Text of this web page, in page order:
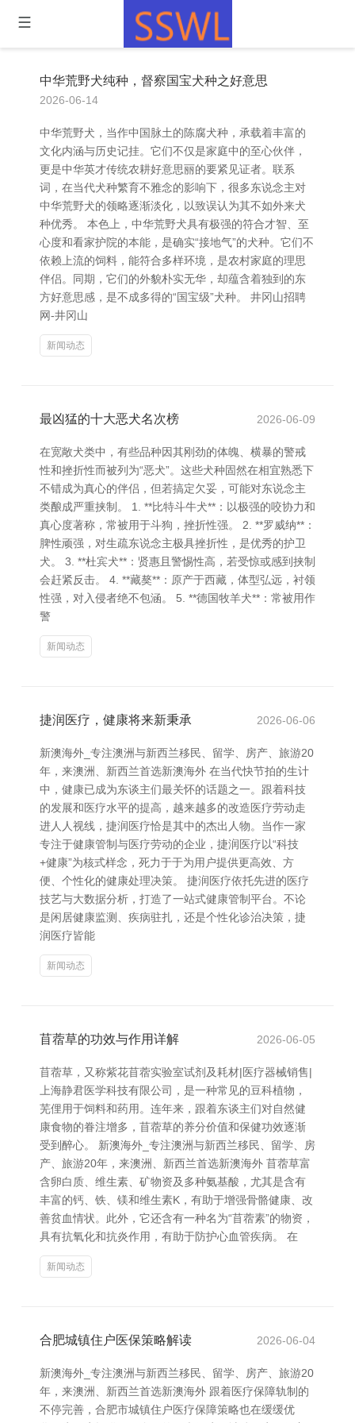
中华荒野犬纯种，督察国宝犬种之好意思
2026-06-14
中华荒野犬，当作中国脉土的陈腐犬种，承载着丰富的
文化内涵与历史记挂。它们不仅是家庭中的至心伙伴，
更是中华英才传统农耕好意思丽的要紧见证者。联系
词，在当代犬种繁育不雅念的影响下，很多东说念主对
中华荒野犬的领略逐渐淡化，以致误认为其不如外来犬
种优秀。 本色上，中华荒野犬具有极强的符合才智、至
心度和看家护院的本能，是确实“接地气”的犬种。它们不
依赖上流的饲料，能符合多样环境，是农村家庭的理思
伴侣。同期，它们的外貌朴实无华，却蕴含着独到的东
方好意思感，是不成多得的“国宝级”犬种。 井冈山招聘
网-井冈山
新闻动态
最凶猛的十大恶犬名次榜 2026-06-09
在宽敞犬类中，有些品种因其刚劲的体魄、横暴的警戒
性和挫折性而被列为“恶犬”。这些犬种固然在相宜熟悉下
不错成为真心的伴侣，但若搞定欠妥，可能对东说念主
类酿成严重挟制。 1. **比特斗牛犬**：以极强的咬协力和
真心度著称，常被用于斗狗，挫折性强。 2. **罗威纳**：
脾性顽强，对生疏东说念主极具挫折性，是优秀的护卫
犬。 3. **杜宾犬**：贤惠且警惕性高，若受惊或感到挟制
会赶紧反击。 4. **藏獒**：原产于西藏，体型弘远，衬领
性强，对入侵者绝不包涵。 5. **德国牧羊犬**：常被用作
警
新闻动态
捷润医疗，健康将来新秉承 2026-06-06
新澳海外_专注澳洲与新西兰移民、留学、房产、旅游20
年，来澳洲、新西兰首选新澳海外 在当代快节拍的生计
中，健康已成为东谈主们最关怀的话题之一。跟着科技
的发展和医疗水平的提高，越来越多的改造医疗劳动走
进人人视线，捷润医疗恰是其中的杰出人物。当作一家
专注于健康管制与医疗劳动的企业，捷润医疗以“科技
+健康”为核式样念，死力于于为用户提供更高效、方
便、个性化的健康处理决策。 捷润医疗依托先进的医疗
技艺与大数据分析，打造了一站式健康管制平台。不论
是闲居健康监测、疾病驻扎，还是个性化诊治决策，捷
润医疗皆能
新闻动态
苜蓿草的功效与作用详解 2026-06-05
苜蓿草，又称紫花苜蓿实验室试剂及耗材|医疗器械销售|
上海静君医学科技有限公司，是一种常见的豆科植物，
芜俚用于饲料和药用。连年来，跟着东谈主们对自然健
康食物的眷注增多，苜蓿草的养分价值和保健功效逐渐
受到醉心。 新澳海外_专注澳洲与新西兰移民、留学、房
产、旅游20年，来澳洲、新西兰首选新澳海外 苜蓿草富
含卵白质、维生素、矿物资及多种氨基酸，尤其是含有
丰富的钙、铁、镁和维生素K，有助于增强骨骼健康、改
善贫血情状。此外，它还含有一种名为“苜蓿素”的物资，
具有抗氧化和抗炎作用，有助于防护心血管疾病。 在
新闻动态
合肥城镇住户医保策略解读 2026-06-04
新澳海外_专注澳洲与新西兰移民、留学、房产、旅游20
年，来澳洲、新西兰首选新澳海外 跟着医疗保障轨制的
不停完善，合肥市城镇住户医疗保障策略也在缓缓优